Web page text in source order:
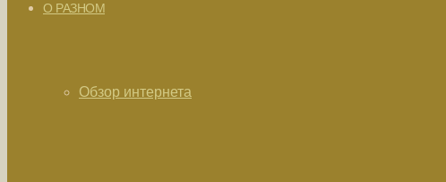
О РАЗНОМ
Обзор интернета